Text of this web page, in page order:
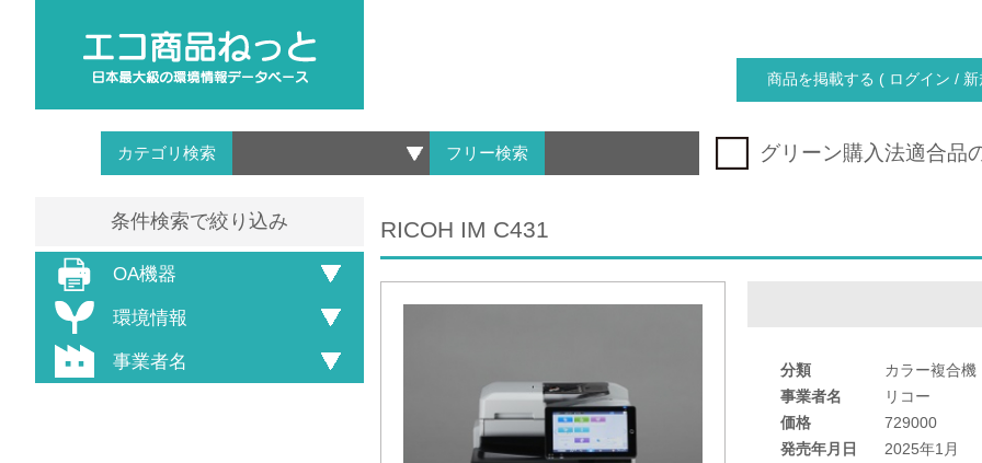
商品を掲載する ( ログイン / 新
カテゴリ検索 フリー検索 グリーン購入法適合品
条件検索で絞り込み
OA機器
環境情報
事業者名
RICOH IM C431
分類
カラー複合機
事業者名
リコー
価格
729000
発売年月日
2025年1月